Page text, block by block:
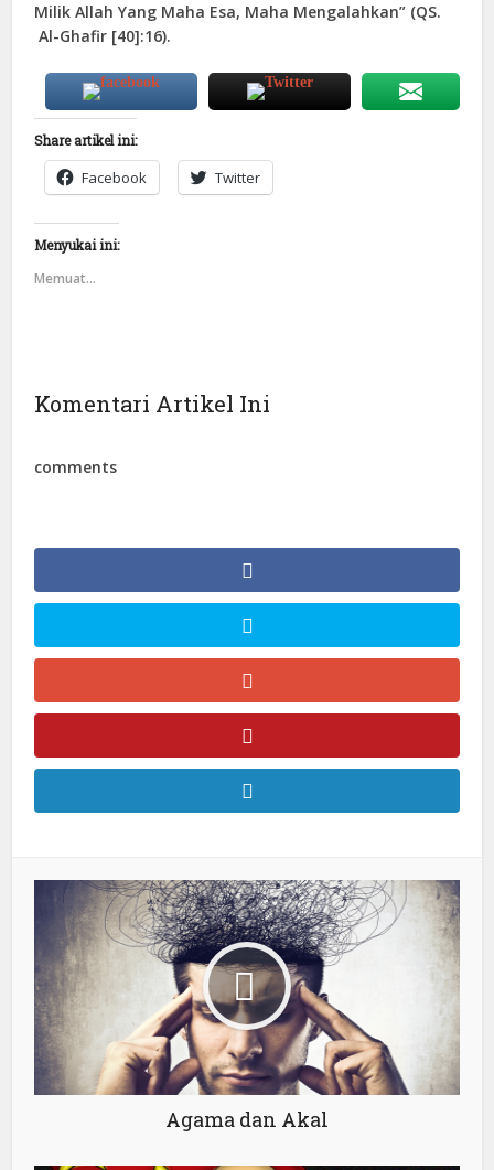
Milik Allah Yang Maha Esa, Maha Mengalahkan” (QS.
Al-Ghafir [40]:16).
Share artikel ini:
Facebook Twitter
Menyukai ini:
Memuat...
Komentari Artikel Ini
comments
Agama dan Akal